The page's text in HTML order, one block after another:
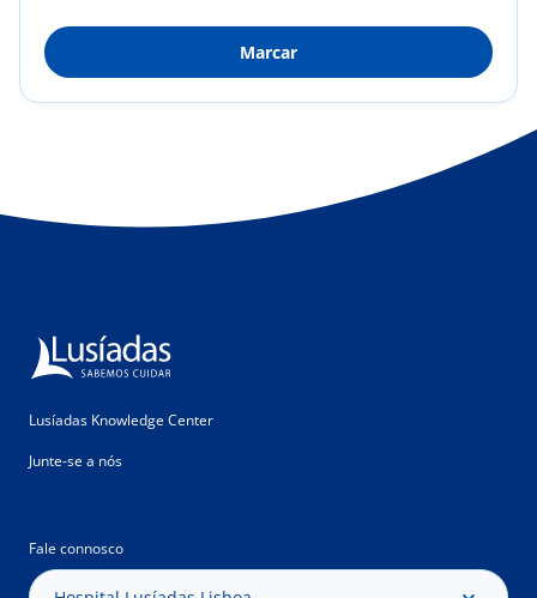
Marcar
Lusíadas Knowledge Center
Junte-se a nós
Fale connosco